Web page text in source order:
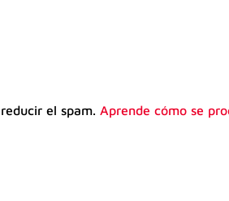
el spam.Aprende cómo se